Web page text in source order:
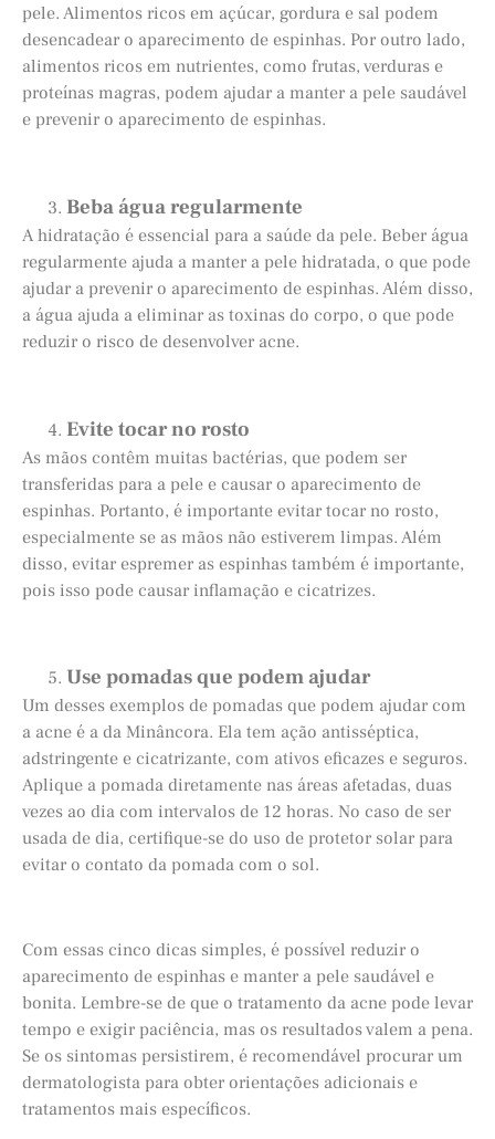
pele. Alimentos ricos em açúcar, gordura e sal podem
desencadear o aparecimento de espinhas. Por outro lado,
alimentos ricos em nutrientes, como frutas, verduras e
proteínas magras, podem ajudar a manter a pele saudável
e prevenir o aparecimento de espinhas.
Beba água regularmente
A hidratação é essencial para a saúde da pele. Beber água
regularmente ajuda a manter a pele hidratada, o que pode
ajudar a prevenir o aparecimento de espinhas. Além disso,
a água ajuda a eliminar as toxinas do corpo, o que pode
reduzir o risco de desenvolver acne.
Evite tocar no rosto
As mãos contêm muitas bactérias, que podem ser
transferidas para a pele e causar o aparecimento de
espinhas. Portanto, é importante evitar tocar no rosto,
especialmente se as mãos não estiverem limpas. Além
disso, evitar espremer as espinhas também é importante,
pois isso pode causar inflamação e cicatrizes.
Use pomadas que podem ajudar
Um desses exemplos de pomadas que podem ajudar com
a acne é a da Minâncora. Ela tem ação antisséptica,
adstringente e cicatrizante, com ativos eficazes e seguros.
Aplique a pomada diretamente nas áreas afetadas, duas
vezes ao dia com intervalos de 12 horas. No caso de ser
usada de dia, certifique-se do uso de protetor solar para
evitar o contato da pomada com o sol.
Com essas cinco dicas simples, é possível reduzir o
aparecimento de espinhas e manter a pele saudável e
bonita. Lembre-se de que o tratamento da acne pode levar
tempo e exigir paciência, mas os resultados valem a pena.
Se os sintomas persistirem, é recomendável procurar um
dermatologista para obter orientações adicionais e
tratamentos mais específicos.